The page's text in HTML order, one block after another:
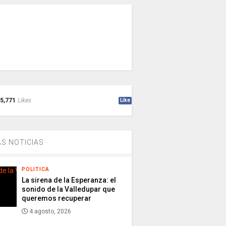
5,771 Likes Like
NOTICIAS
POLITICA
La sirena de la Esperanza: el
sonido de la Valledupar que
queremos recuperar
4 agosto, 2026